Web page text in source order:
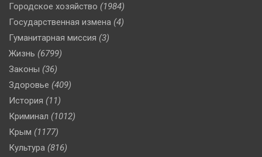
Городское хозяйство (1984)
Государственная измена (4)
Гуманитарная миссия (3)
Жизнь (6799)
Законы (36)
Здоровье (409)
История (11)
Криминал (1012)
Крым (1177)
Культура (816)